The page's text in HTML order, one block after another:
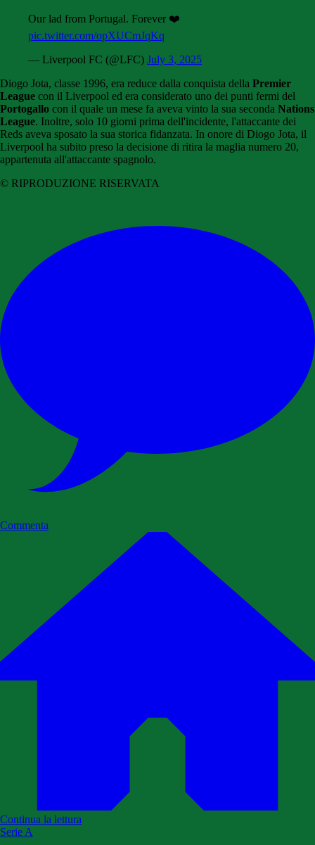
Our lad from Portugal. Forever ❤️
pic.twitter.com/opXUCmJqKq
— Liverpool FC (@LFC) July 3, 2025
Diogo Jota, classe 1996, era reduce dalla conquista della Premier
League con il Liverpool ed era considerato uno dei punti fermi del
Portogallo con il quale un mese fa aveva vinto la sua seconda Nations
League. Inoltre, solo 10 giorni prima dell'incidente, l'attaccante dei
Reds aveva sposato la sua storica fidanzata. In onore di Diogo Jota, il
Liverpool ha subito preso la decisione di ritira la maglia numero 20,
appartenuta all'attaccante spagnolo.
© RIPRODUZIONE RISERVATA
Commenta
Continua la lettura
Serie A